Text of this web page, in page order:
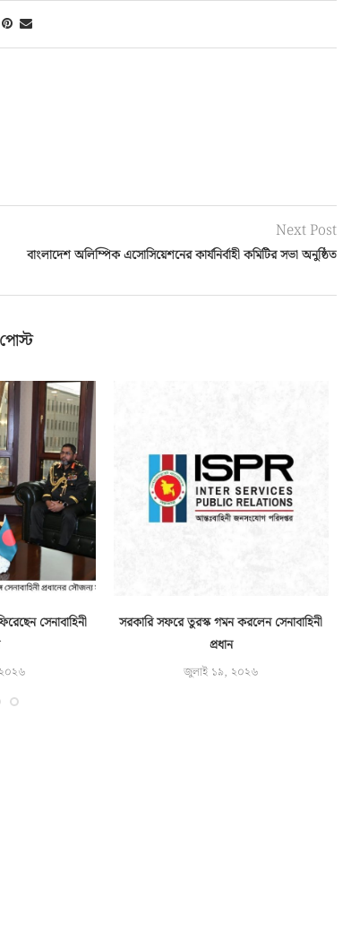
Next Post
বাংলাদেশ অলিম্পিক এসোসিয়েশনের কার্যনির্বাহী কমিটির সভা অনুষ্ঠিত
সেনাবাহিনী
সরকারি সফরে তুরস্ক গমন করলেন সেনাবাহিনী
প্রধান
জুলাই ১৯, ২০২৬